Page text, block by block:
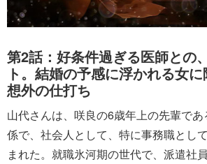
第2話：好条件過ぎる医師との
ト。結婚の予感に浮かれる女
想外の仕打ち
山代さんは、咲良の6歳年上の先輩で
係で、社会人として、特に事務職とし
まれた。就職氷河期の世代で、派遣社